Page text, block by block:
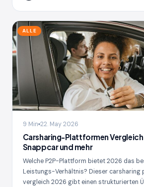
ALLE
9 Min 22. May 2026
Carsharing-Plattformen Vergleich
Snappcar und mehr
Welche P2P-Plattform bietet 2026 das
Leistungs-Verhältnis? Dieser carsharing
vergleich 2026 gibt einen strukturierten